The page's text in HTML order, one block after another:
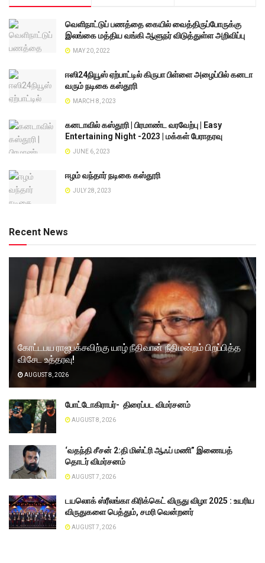
வெளிநாட்டுப் பணத்தை கையில் வைத்திருப்போருக்கு
இலங்கை மத்திய வங்கி ஆளுநர் விடுத்துள்ள அறிவிப்பு
MAY 20, 2022
ஈஸி24நியூஸ் ஏற்பாட்டில் கிருபா பிள்ளை அழைப்பில் கனடா
வரும் நடிகை கஸ்தூரி
MARCH 8, 2023
கனடாவில் கஸ்தூரி | பிரமாண்ட வரவேற்பு | Easy
Entertaining Night -2023 | மக்கள் பேராதரவு
JUNE 6, 2023
ஈழம் வந்தார் நடிகை கஸ்தூரி
JULY 28, 2023
Recent News
கோட்டபய ராஜபக்சவிற்கு யாழ் நீதிவான் நீதிமன்றம் பிறப்பித்த
விசேட உத்தரவு!
AUGUST 8, 2026
போட்டோகிராபர்- ‌ திரைப்பட விமர்சனம்
AUGUST 8, 2026
‘வதந்தி சீசன் 2:தி மிஸ்ட்ரி ஆஃப் மணி” இணையத்
தொடர் விமர்சனம்
AUGUST 7, 2026
டயலொக் ஸ்ரீலங்கா கிரிக்கெட் விருது விழா 2025 : உயரிய
விருதுகளை பெத்தும், சமரி வென்றனர்
AUGUST 7, 2026